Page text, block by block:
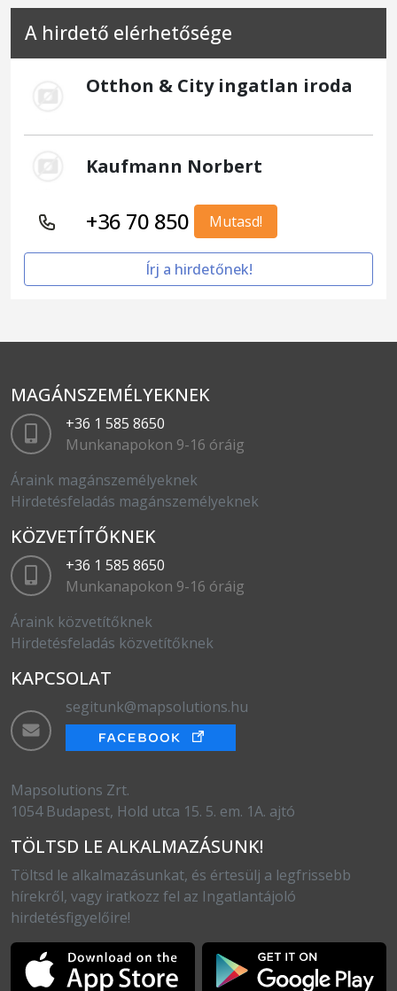
A hirdető elérhetősége
Otthon & City ingatlan iroda
Kaufmann Norbert
+36 70 850 Mutasd!
Írj a hirdetőnek!
MAGÁNSZEMÉLYEKNEK
+36 1 585 8650
Munkanapokon 9-16 óráig
Áraink magánszemélyeknek
Hirdetésfeladás magánszemélyeknek
KÖZVETÍTŐKNEK
+36 1 585 8650
Munkanapokon 9-16 óráig
Áraink közvetítőknek
Hirdetésfeladás közvetítőknek
KAPCSOLAT
segitunk@mapsolutions.hu
Mapsolutions Zrt.
1054 Budapest, Hold utca 15. 5. em. 1A. ajtó
TÖLTSD LE ALKALMAZÁSUNK!
Töltsd le alkalmazásunkat, és értesülj a legfrissebb
hírekről, vagy iratkozz fel az Ingatlantájoló
hirdetésfigyelőire!